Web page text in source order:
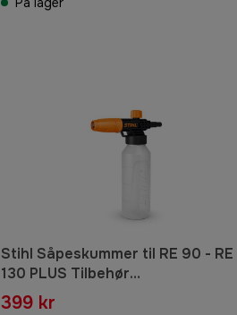
Stihl Såpeskummer til RE 90 - RE
130 PLUS Tilbehør
høytrykksvasker
399 kr